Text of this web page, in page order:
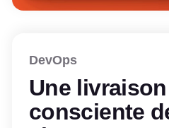
DevOps
Une livraison
consciente